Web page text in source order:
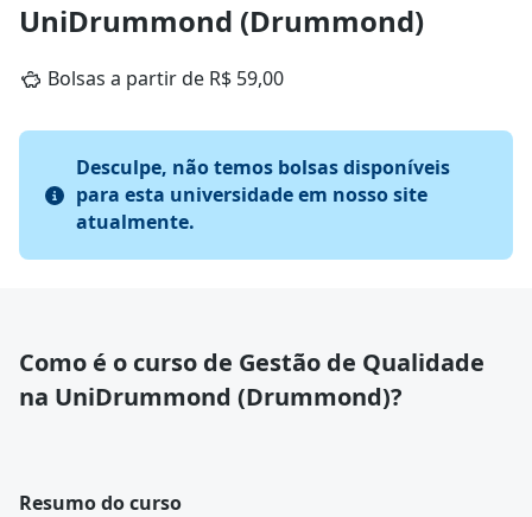
UniDrummond (Drummond)
Bolsas a partir de R$ 59,00
Desculpe, não temos bolsas disponíveis
para esta universidade em nosso site
atualmente.
Como é o curso de Gestão de Qualidade
na UniDrummond (Drummond)?
Resumo do curso